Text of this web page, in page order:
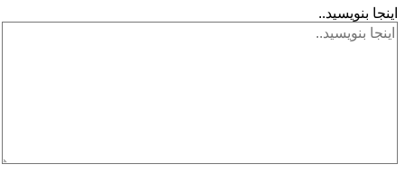
اینجا بنویسید..